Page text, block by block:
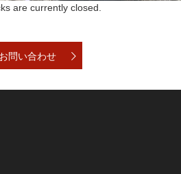
are currently closed.
お問い合わせ